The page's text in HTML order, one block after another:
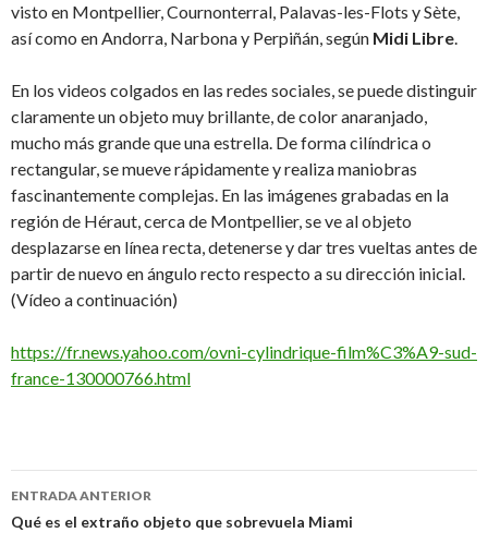
visto en Montpellier, Cournonterral, Palavas-les-Flots y Sète,
así como en Andorra, Narbona y Perpiñán, según Midi Libre.
En los videos colgados en las redes sociales, se puede distinguir
claramente un objeto muy brillante, de color anaranjado,
mucho más grande que una estrella. De forma cilíndrica o
rectangular, se mueve rápidamente y realiza maniobras
fascinantemente complejas. En las imágenes grabadas en la
región de Héraut, cerca de Montpellier, se ve al objeto
desplazarse en línea recta, detenerse y dar tres vueltas antes de
partir de nuevo en ángulo recto respecto a su dirección inicial.
(Vídeo a continuación)
https://fr.news.yahoo.com/ovni-cylindrique-film%C3%A9-sud-
france-130000766.html
Navegación
de
ENTRADA ANTERIOR
Qué es el extraño objeto que sobrevuela Miami